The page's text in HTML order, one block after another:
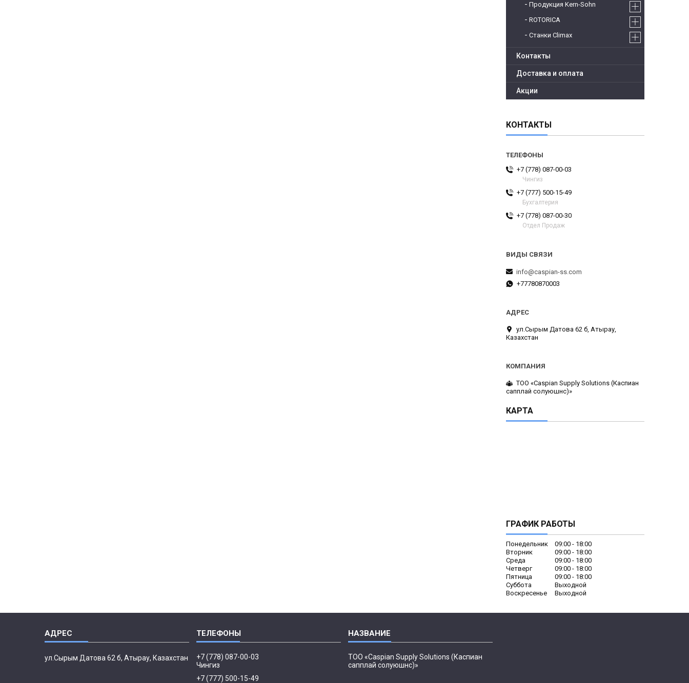
Продукция Kern-Sohn
ROTORICA
Станки Climax
Контакты
Доставка и оплата
Акции
КОНТАКТЫ
+7 (778) 087-00-03
Чингиз
+7 (777) 500-15-49
Бухгалтерия
+7 (778) 087-00-30
Отдел Продаж
info@caspian-ss.com
+77780870003
ул.Сырым Датова 62 б, Атырау,
Казахстан
ТОО «Caspian Supply Solutions (Каспиан
сапплай солуюшнс)»
КАРТА
ГРАФИК РАБОТЫ
Понедельник 09:00
18:00
Вторник
09:00
18:00
Среда
09:00
18:00
Четверг
09:00
18:00
Пятница
09:00
18:00
Суббота
Выходной
Воскресенье
Выходной
ул.Сырым Датова 62 б, Атырау, Казахстан
+7 (778) 087-00-03
Чингиз
+7 (777) 500-15-49
ТОО «Caspian Supply Solutions (Каспиан
сапплай солуюшнс)»